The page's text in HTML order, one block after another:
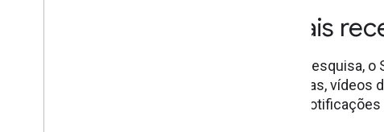
Confira nossos vídeos mais
Estamos sempre publicando vídeos sobre a Pesquisa,
entrevistas com especialistas do setor, notícias, vídeos
para receber